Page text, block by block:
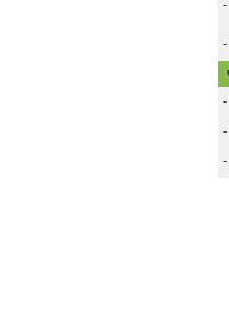
-
-
-
-
-